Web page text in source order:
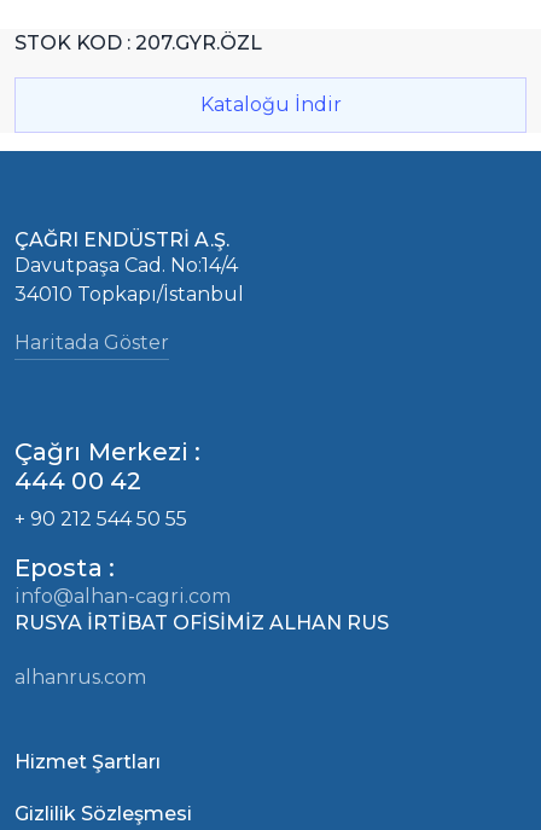
STOK KOD : 207.GYR.ÖZL
Kataloğu İndir
ÇAĞRI ENDÜSTRİ A.Ş.
Davutpaşa Cad. No:14/4
34010 Topkapı/İstanbul
Haritada Göster
Çağrı Merkezi :
444 00 42
+ 90 212 544 50 55
Eposta :
info@alhan-cagri.com
RUSYA İRTİBAT OFİSİMİZ ALHAN RUS
alhanrus.com
Hizmet Şartları
Gizlilik Sözleşmesi